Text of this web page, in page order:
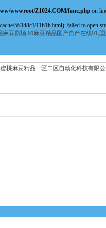
wwwroot/Z1024.COM/func.php on
5f/348c3/11b1b.html): failed to open
豆剧场,91麻豆精品国产自产在线91,
豆精品一区二区